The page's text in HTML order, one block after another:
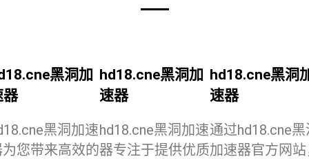
黑洞加
器
黑洞加速
您带来高效的
hd18.cne黑洞加
速器
hd18.cne黑洞加速
器专注于提供优质
hd18.cne黑洞
速器
通过hd18.cne黑
加速器官方网